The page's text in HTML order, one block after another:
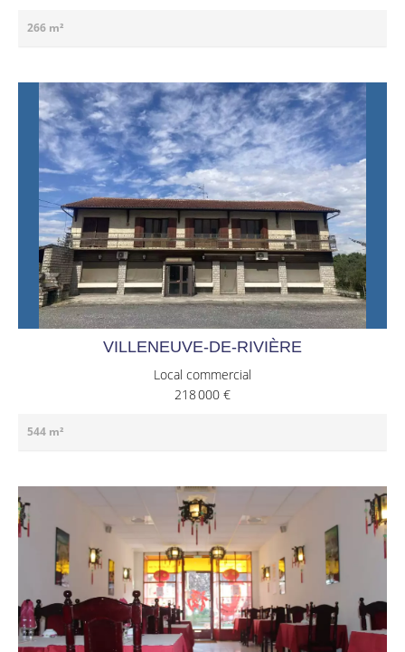
266 m²
VILLENEUVE-DE-RIVIÈRE
Local commercial
218 000 €
544 m²